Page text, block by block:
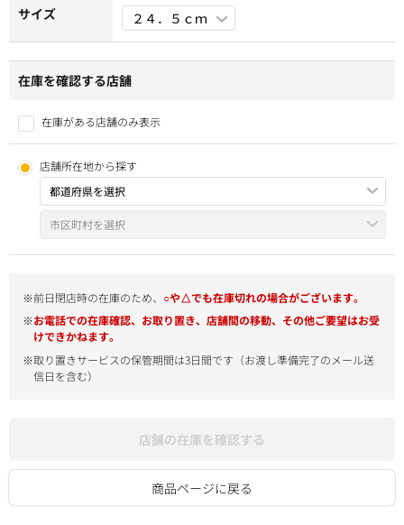
サイズ
在庫を確認する店舗
在庫がある店舗のみ表示
店舗所在地から探す
※前日閉店時の在庫のため、 ○や△でも在庫切れの場合がございます。
※お電話での在庫確認、お取り置き、店舗間の移動、その他ご要望はお受
けできかねます。
※取り置きサービスの保管期間は3日間です（お渡し準備完了のメール送
信日を含む）
店舗の在庫を確認する
商品ページに戻る